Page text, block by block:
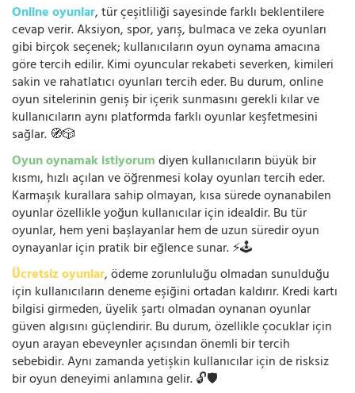
Online oyunlar, tür çeşitliliği sayesinde farklı beklentilere
cevap verir. Aksiyon, spor, yarış, bulmaca ve zeka oyunları
gibi birçok seçenek; kullanıcıların oyun oynama amacına
göre tercih edilir. Kimi oyuncular rekabeti severken, kimileri
sakin ve rahatlatıcı oyunları tercih eder. Bu durum, online
oyun sitelerinin geniş bir içerik sunmasını gerekli kılar ve
kullanıcıların aynı platformda farklı oyunlar keşfetmesini
sağlar. 🧭🎲
Oyun oynamak istiyorumdiyen kullanıcıların büyük bir
kısmı, hızlı açılan ve öğrenmesi kolay oyunları tercih eder.
Karmaşık kurallara sahip olmayan, kısa sürede oynanabilen
oyunlar özellikle yoğun kullanıcılar için idealdir. Bu tür
oyunlar, hem yeni başlayanlar hem de uzun süredir oyun
oynayanlar için pratik bir eğlence sunar. ⚡🕹️
Ücretsiz oyunlar, ödeme zorunluluğu olmadan sunulduğu
için kullanıcıların deneme eşiğini ortadan kaldırır. Kredi kartı
bilgisi girmeden, üyelik şartı olmadan oynanan oyunlar
güven algısını güçlendirir. Bu durum, özellikle çocuklar için
oyun arayan ebeveynler açısından önemli bir tercih
sebebidir. Aynı zamanda yetişkin kullanıcılar için de risksiz
bir oyun deneyimi anlamına gelir. 🔓🛡️